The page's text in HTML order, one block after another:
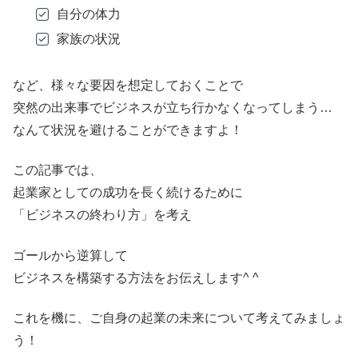
自分の体力
家族の状況
など、様々な要因を想定しておくことで
突然の出来事でビジネスが立ち行かなくなってしまう…
なんて状況を避けることができますよ！
この記事では、
起業家としての成功を長く続けるために
「ビジネスの終わり方」を考え
ゴールから逆算して
ビジネスを構築する方法をお伝えします^ ^
これを機に、ご自身の起業の未来について考えてみましょ
う！